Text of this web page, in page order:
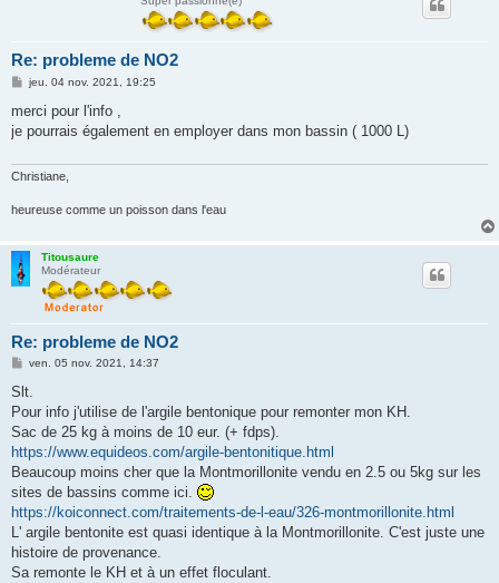
Re: probleme de NO2
M
s
a
jeu. 04 nov. 2021, 19:25
merci pour l'info ,
je pourrais également en employer dans mon bassin ( 1000 L)
Christiane,
heureuse comme un poisson dans l'eau
Titousaure
Modérateur
Re: probleme de NO2
M
s
a
g
ven. 05 nov. 2021, 14:37
Slt.
Pour info j'utilise de l'argile bentonique pour remonter mon KH.
Sac de 25 kg à moins de 10 eur. (+ fdps).
https://www.equideos.com/argile-bentonitique.html
Beaucoup moins cher que la Montmorillonite vendu en 2.5 ou 5kg sur les
sites de bassins comme ici.
https://koiconnect.com/traitements-de-l-eau/326-montmorillonite.html
L' argile bentonite est quasi identique à la Montmorillonite. C'est juste une
histoire de provenance.
Sa remonte le KH et à un effet floculant.